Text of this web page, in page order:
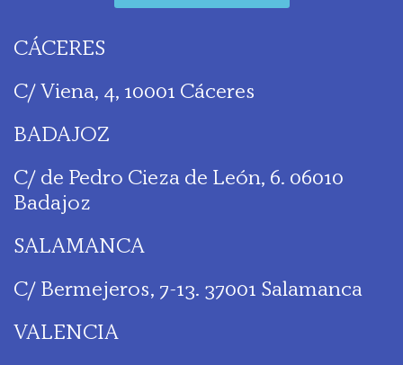
CÁCERES
C/ Viena, 4, 10001 Cáceres
BADAJOZ
C/ de Pedro Cieza de León, 6. 06010
Badajoz
SALAMANCA
C/ Bermejeros, 7-13. 37001 Salamanca
VALENCIA